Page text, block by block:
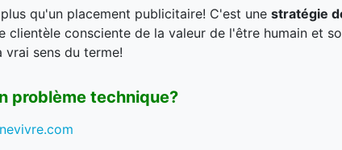
qu'un placement publicitaire! C'est une stratégie
clientèle consciente de la valeur de l'être humain et
vrai sens du terme!
problème technique?